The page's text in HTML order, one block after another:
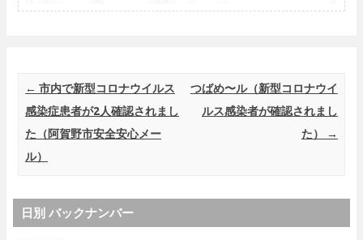
Post navigation
← 市内で新型コロナウイルス
感染症患者が2人確認されまし
た（阿賀野市安全安心メー
ル）
つばめ〜ル（新型コロナウイ
ルス感染者が確認されまし
た）
→
日別 バックナンバー